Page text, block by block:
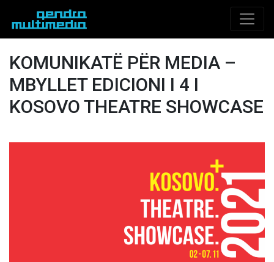
KOMUNIKATË PËR MEDIA –
MBYLLET EDICIONI I 4 I
KOSOVO THEATRE SHOWCASE